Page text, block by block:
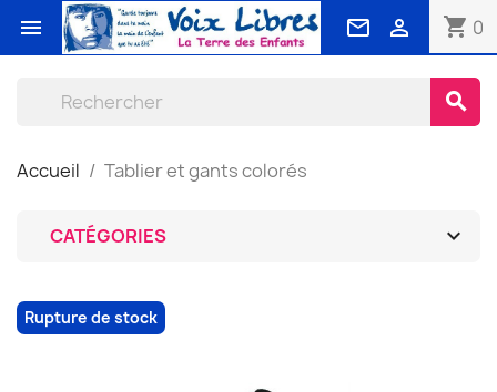
 shopping_cart 0
 
search
Accueil Tablier et gants colorés
CATÉGORIES 
Rupture de stock